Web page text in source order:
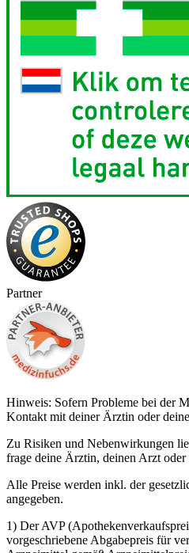
Partner
Hinweis: Sofern Probleme bei der
Kontakt mit deiner Ärztin oder
Zu Risiken und Nebenwirkungen
frage deine Ärztin, deinen Arzt
Alle Preise werden inkl. der
angegeben.
1) Der AVP
vorgeschriebene Abgabepreis für